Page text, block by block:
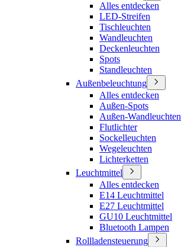
Alles entdecken
LED-Streifen
Tischleuchten
Wandleuchten
Deckenleuchten
Spots
Standleuchten
Außenbeleuchtung
Alles entdecken
Außen-Spots
Außen-Wandleuchten
Flutlichter
Sockelleuchten
Wegeleuchten
Lichterketten
Leuchtmittel
Alles entdecken
E14 Leuchtmittel
E27 Leuchtmittel
GU10 Leuchtmittel
Bluetooth Lampen
Rollladensteuerung